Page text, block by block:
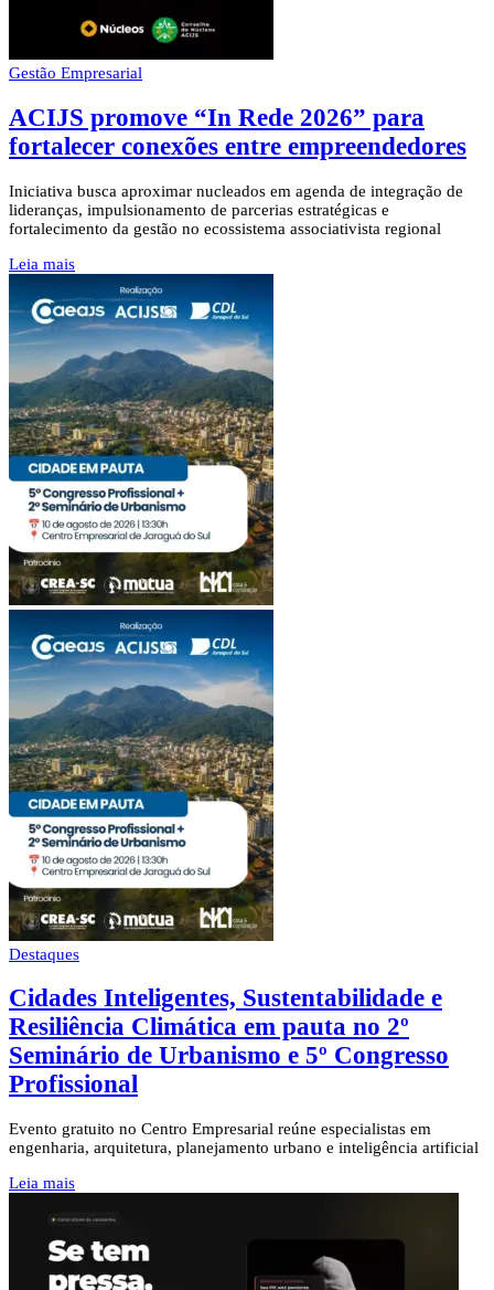
Gestão Empresarial
ACIJS promove “In Rede 2026” para
fortalecer conexões entre empreendedores
Iniciativa busca aproximar nucleados em agenda de integração de
lideranças, impulsionamento de parcerias estratégicas e
fortalecimento da gestão no ecossistema associativista regional
Leia mais
Destaques
Cidades Inteligentes, Sustentabilidade e
Resiliência Climática em pauta no 2º
Seminário de Urbanismo e 5º Congresso
Profissional
Evento gratuito no Centro Empresarial reúne especialistas em
engenharia, arquitetura, planejamento urbano e inteligência artificial
Leia mais